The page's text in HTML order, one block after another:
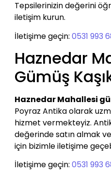
Tepsilerinizin değerini
iletişim kurun.
İletişime geçin: 0531 993
Haznedar
Gümüş
Haznedar Mahallesi
Poyraz Antika olarak
hizmet vermekteyiz.
değerinde satın almak
için bizimle iletişime
İletişime geçin: 0531 993